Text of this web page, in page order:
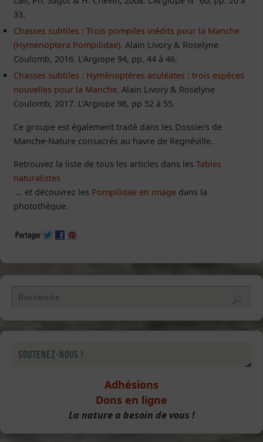
33.
Chasses subtiles : Trois pompiles inédits pour la Manche
(Hymenoptera Pompilidae). Alain Livory & Roselyne
Coulomb, 2016. L’Argiope 94, pp. 44 à 46.
Chasses subtiles : Hyménoptères aculéates : trois espèces
nouvelles pour la Manche. Alain Livory & Roselyne
Coulomb, 2017. L’Argiope 98, pp 52 à 55.
Ce groupe est également traité dans les Dossiers de
Manche-Nature consacrés au havre de Regnéville.
Retrouvez la liste de tous les articles dans les Tables
naturalistes
… et découvrez les Pompilidae en imagedans la
photothèque.
Soutenez-nous !
Adhésions
Dons en ligne
La nature a besoin de vous !